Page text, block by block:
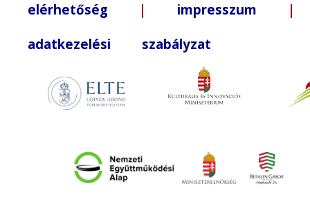
elérhetőség | impresszum |
adatkezelési szabályzat